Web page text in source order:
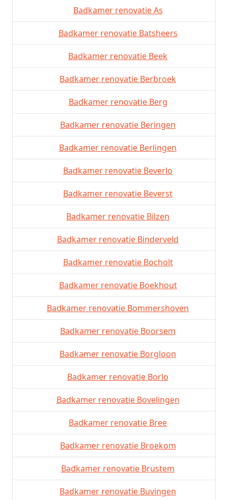
Badkamer renovatie As
Badkamer renovatie Batsheers
Badkamer renovatie Beek
Badkamer renovatie Berbroek
Badkamer renovatie Berg
Badkamer renovatie Beringen
Badkamer renovatie Berlingen
Badkamer renovatie Beverlo
Badkamer renovatie Beverst
Badkamer renovatie Bilzen
Badkamer renovatie Binderveld
Badkamer renovatie Bocholt
Badkamer renovatie Boekhout
Badkamer renovatie Bommershoven
Badkamer renovatie Boorsem
Badkamer renovatie Borgloon
Badkamer renovatie Borlo
Badkamer renovatie Bovelingen
Badkamer renovatie Bree
Badkamer renovatie Broekom
Badkamer renovatie Brustem
Badkamer renovatie Buvingen